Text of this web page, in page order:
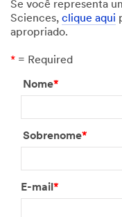
Se você representa
Sciences, clique aqui
apropriado.
* = Required
Nome*
Sobrenome*
E-mail *